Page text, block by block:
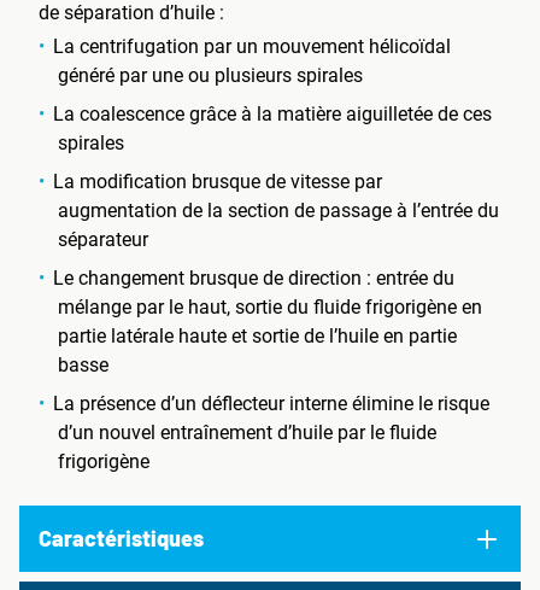
de séparation d’huile :
La centrifugation par un mouvement hélicoïdal
généré par une ou plusieurs spirales
La coalescence grâce à la matière aiguilletée de ces
spirales
La modification brusque de vitesse par
augmentation de la section de passage à l’entrée du
séparateur
Le changement brusque de direction : entrée du
mélange par le haut, sortie du fluide frigorigène en
partie latérale haute et sortie de l’huile en partie
basse
La présence d’un déflecteur interne élimine le risque
d’un nouvel entraînement d’huile par le fluide
frigorigène
Caractéristiques